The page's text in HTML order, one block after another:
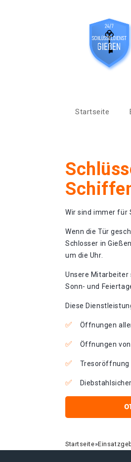
Startseite
Wir sind immer für
Wenn die Tür
Schlosser in
um die Uhr.
Unsere Mitarbeiter
Sonn- und
Diese
Öffnungen
Öffnungen
Tresoröffnung
Startseite»